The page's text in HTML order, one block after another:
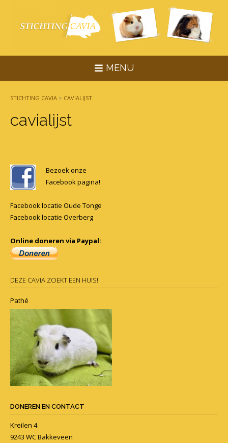
content
MENU
STICHTING CAVIA > CAVIALIJST
cavialijst
Bezoek onze
Facebook pagina!
Facebook locatie Oude Tonge
Facebook locatie Overberg
Online doneren via Paypal:
DEZE CAVIA ZOEKT EEN HUIS!
Pathé
DONEREN EN CONTACT
Kreilen 4
9243 WC Bakkeveen